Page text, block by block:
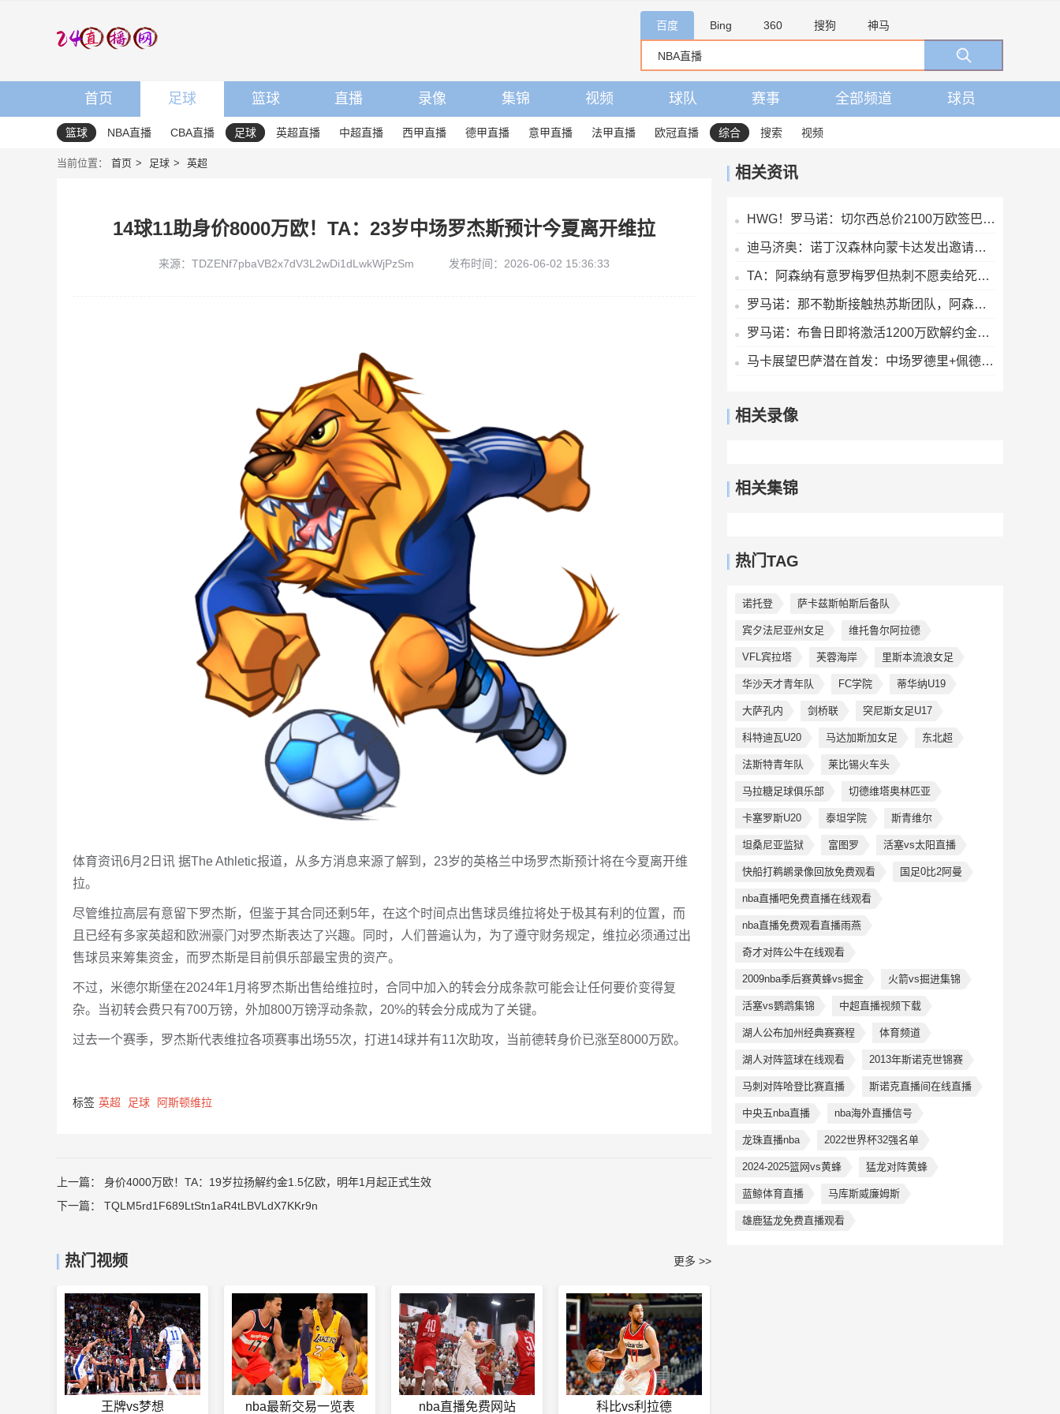
百度 Bing 360 搜狗 神马
首页 足球 篮球 直播 录像 集锦 视频 球队 赛事 全部频道 球员
篮球 NBA直播 CBA直播 足球 英超直播 中超直播 西甲直播 德甲直播 意甲直播 法甲直播 欧冠直播 综合 搜索 视频
当前位置： 首页 足球 英超
14球11助身价8000万欧！TA：23岁中场罗杰斯预计今夏离开维拉
来源：TDZENf7pbaVB2x7dV3L2wDi1dLwkWjPzSm 发布时间：2026-06-02 15:36:33
体育资讯6月2日讯 据The Athletic报道，从多方消息来源了解到，23岁的英格兰中场罗杰斯预计将在今夏离开维
拉。
尽管维拉高层有意留下罗杰斯，但鉴于其合同还剩5年，在这个时间点出售球员维拉将处于极其有利的位置，而
且已经有多家英超和欧洲豪门对罗杰斯表达了兴趣。同时，人们普遍认为，为了遵守财务规定，维拉必须通过出
售球员来筹集资金，而罗杰斯是目前俱乐部最宝贵的资产。
不过，米德尔斯堡在2024年1月将罗杰斯出售给维拉时，合同中加入的转会分成条款可能会让任何要价变得复
杂。当初转会费只有700万镑，外加800万镑浮动条款，20%的转会分成成为了关键。
过去一个赛季，罗杰斯代表维拉各项赛事出场55次，打进14球并有11次助攻，当前德转身价已涨至8000万欧。
标签 英超 足球 阿斯顿维拉
上一篇： 身价4000万欧！TA：19岁拉扬解约金1.5亿欧，明年1月起正式生效
下一篇： TQLM5rd1F689LtStn1aR4tLBVLdX7KKr9n
热门视频 更多 >>
王牌vs梦想 nba最新交易一览表 nba直播免费网站 科比vs利拉德
相关资讯
HWG！罗马诺：切尔西总价2100万欧签巴列卡诺28岁左后卫查瓦里亚
迪马济奥：诺丁汉森林向蒙卡达发出邀请，后者可能前往英超发展
TA：阿森纳有意罗梅罗但热刺不愿卖给死敌，马竞国米是最可能下家
罗马诺：那不勒斯接触热苏斯团队，阿森纳只接受永久转会
罗马诺：布鲁日即将激活1200万欧解约金，签下马略卡前锋比尔希利
马卡展望巴萨潜在首发：中场罗德里+佩德里+奥尔莫 阿德耶米中锋
相关录像
相关集锦
热门TAG
诺托登 萨卡兹斯帕斯后备队
宾夕法尼亚州女足 维托鲁尔阿拉德
VFL宾拉塔 芙蓉海岸 里斯本流浪女足
华沙天才青年队 FC学院 蒂华纳U19
大萨孔内 剑桥联 突尼斯女足U17
科特迪瓦U20 马达加斯加女足 东北超
法斯特青年队 莱比锡火车头
马拉糖足球俱乐部 切德维塔奥林匹亚
卡塞罗斯U20 泰坦学院 斯青维尔
坦桑尼亚监狱 富图罗 活塞vs太阳直播
快船打鹈鹕录像回放免费观看 国足0比2阿曼
nba直播吧免费直播在线观看
nba直播免费观看直播雨燕
奇才对阵公牛在线观看
2009nba季后赛黄蜂vs掘金 火箭vs掘进集锦
活塞vs鹦鹉集锦 中超直播视频下载
湖人公布加州经典赛赛程 体育频道
湖人对阵篮球在线观看 2013年斯诺克世锦赛
马刺对阵哈登比赛直播 斯诺克直播间在线直播
中央五nba直播 nba海外直播信号
龙珠直播nba 2022世界杯32强名单
2024-2025篮网vs黄蜂 猛龙对阵黄蜂
蓝鲸体育直播 马库斯威廉姆斯
雄鹿猛龙免费直播观看